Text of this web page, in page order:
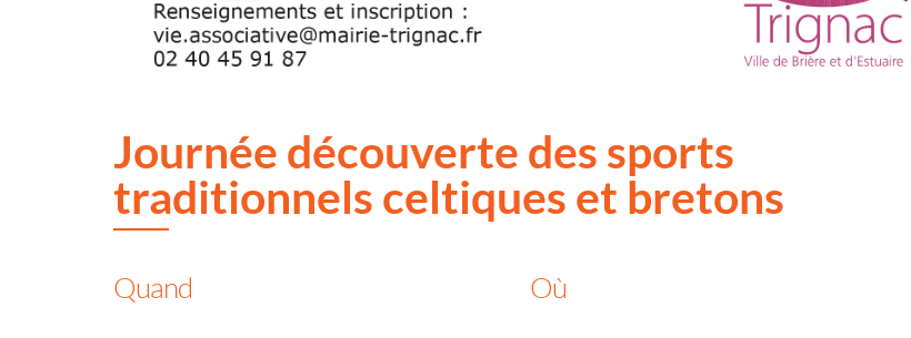
Journée découverte des sports
traditionnels celtiques et bretons
Quand Où